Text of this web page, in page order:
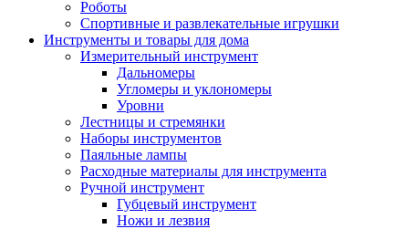
Роботы
Спортивные и развлекательные игрушки
Инструменты и товары для дома
Измерительный инструмент
Дальномеры
Угломеры и уклономеры
Уровни
Лестницы и стремянки
Наборы инструментов
Паяльные лампы
Расходные материалы для инструмента
Ручной инструмент
Губцевый инструмент
Ножи и лезвия